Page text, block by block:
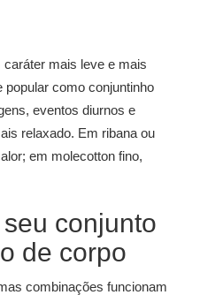
mais leve e mais
como conjuntinho
eventos diurnos e
relaxado. Em ribana ou
em molecotton fino,
conjunto
de corpo
combinações funcionam